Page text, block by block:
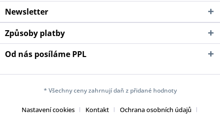
Newsletter
Způsoby platby
Od nás posíláme PPL
* Všechny ceny zahrnují daň z přidané hodnoty
Nastavení cookies Kontakt
Ochrana osobních údajů